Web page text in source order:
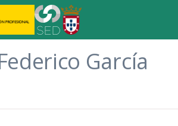
García